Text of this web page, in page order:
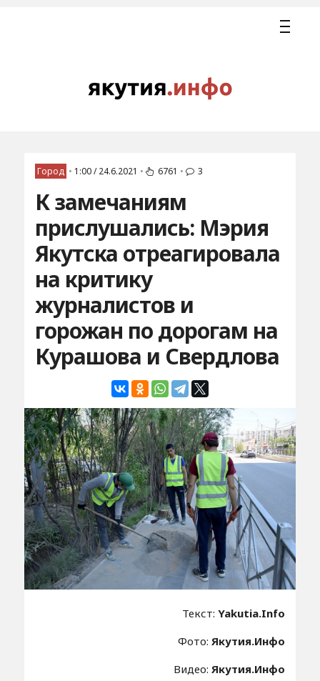
Город • 1:00 / 24.6.2021 • 6761 • 3
К замечаниям
прислушались: Мэрия
Якутска отреагировала
на критику
журналистов и
горожан по дорогам на
Курашова и Свердлова
Текст:Yakutia.Info
Фото: Якутия.Инфо
Видео: Якутия.Инфо